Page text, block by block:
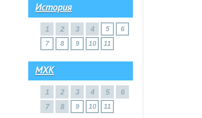
История
1 2 3 4 5
6
7
8 9 10 11
МХК
1 2 3 4 5
6
7
8 9 10 11